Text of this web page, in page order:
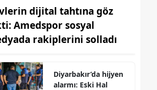
Çanakkale
Çankırı
Denizli
dijital tahtına göz
Amedspor sosyal
rakiplerini solladı
Diyarbakır’da hijyen
alarmı: Eski Hal